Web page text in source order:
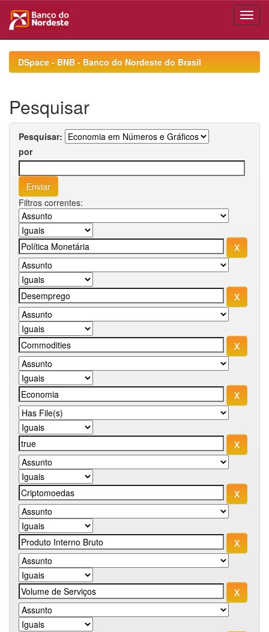
navigationDSpace - BNB - Banco do Nordeste do Brasil
Pesquisar
Pesquisar:
por
Filtros correntes: